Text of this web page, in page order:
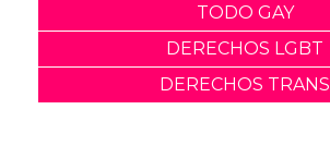
TODO GAY
DERECHOS LGBT
DERECHOS TRANS